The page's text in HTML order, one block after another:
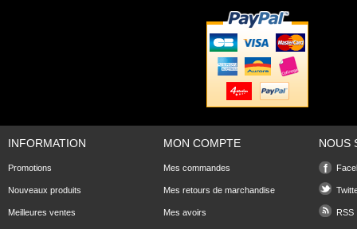
INFORMATION
Promotions
Nouveaux produits
Meilleures ventes
MON COMPTE
Mes commandes
Mes retours de marchandise
Mes avoirs
NOUS
RSS